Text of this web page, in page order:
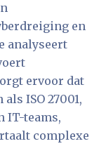
en
analyseert
ervoor dat
ISO 27001,
IT-teams,
complexe